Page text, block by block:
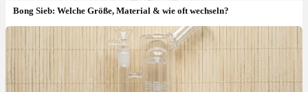
Bong Sieb: Welche Größe, Material & wie oft wechseln?